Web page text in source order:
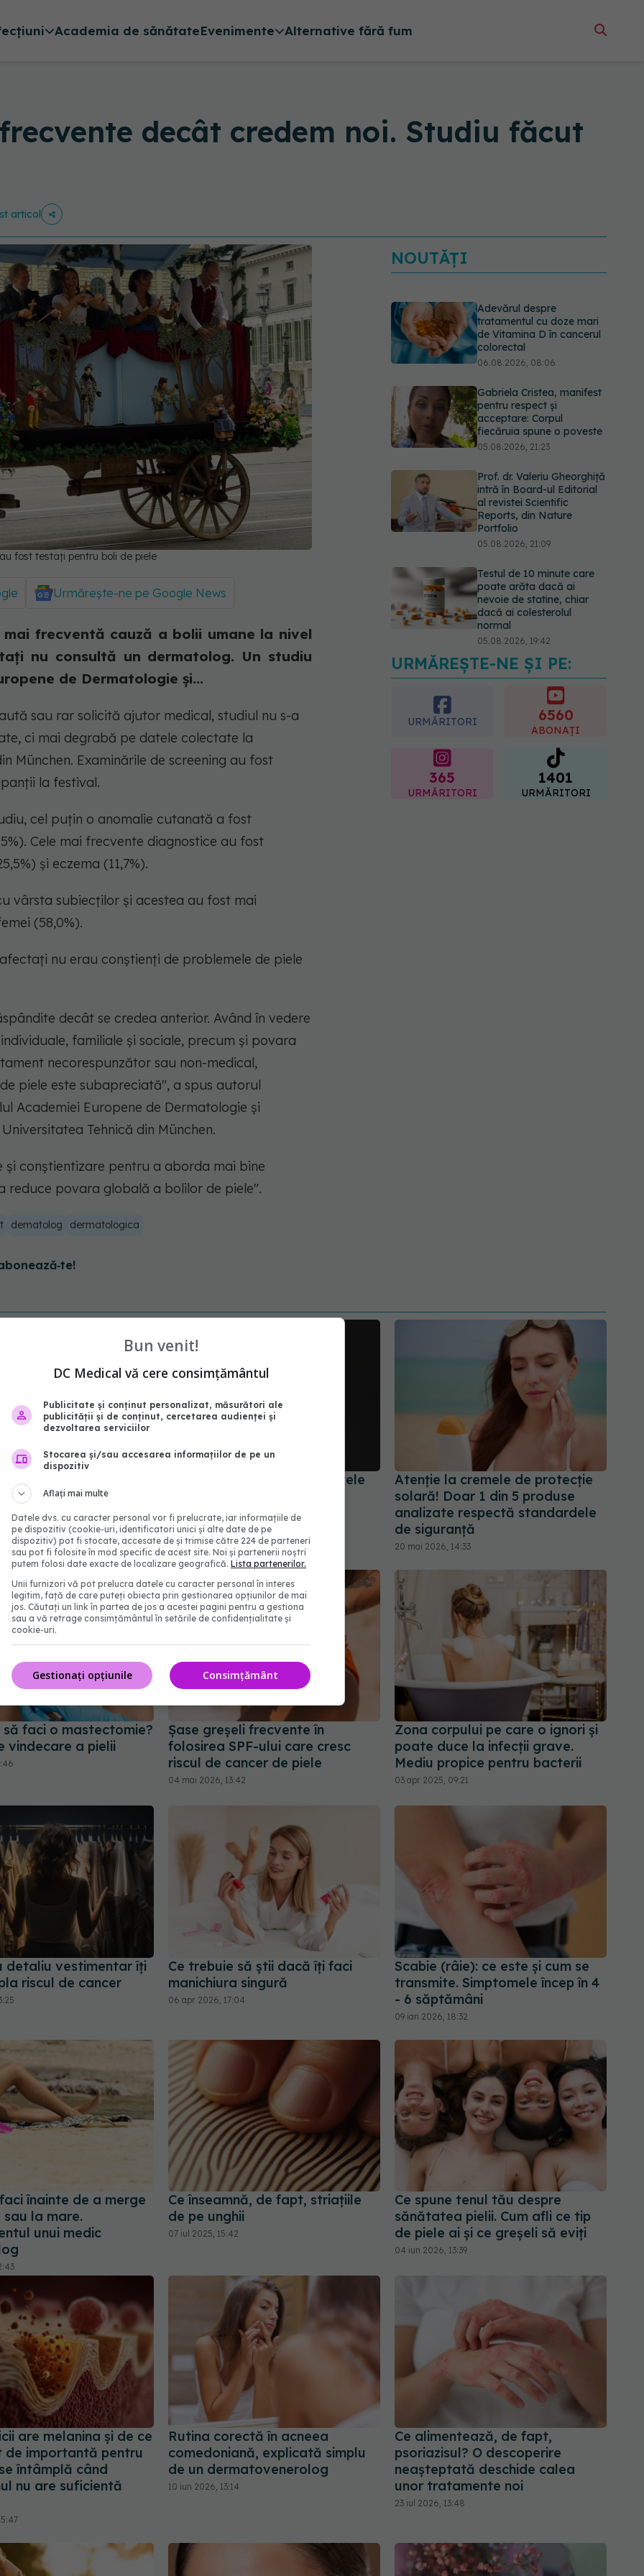
Academia de sănătateEvenimente Alternative fără fum
decât credem noi. Studiu făcut
articol
fost testați pentru boli de piele
Urmărește-ne pe Google News
frecventă cauză a bolii umane la nivel
nu consultă un dermatolog. Un studiu
de Dermatologie și...
sau rar solicită ajutor medical, studiul nu s-a
ci mai degrabă pe datele colectate la
München. Examinările de screening au fost
la festival.
cel puțin o anomalie cutanată a fost
Cele mai frecvente diagnostice au fost
și eczema (11,7%).
vârsta subiecților și acestea au fost mai
(58,0%).
nu erau conștienți de problemele de piele
decât se credea anterior. Având în vedere
familiale și sociale, precum și povara
necorespunzător sau non-medical,
piele este subapreciată", a spus autorul
Academiei Europene de Dermatologie și
Tehnică din München.
și conștientizare pentru a aborda mai bine
reduce povara globală a bolilor de piele".
dematolog dermatologica
NOUTĂȚI
Adevărul despre
tratamentul cu doze mari
de Vitamina D în cancerul
colorectal
06.08.2026, 08:06
Gabriela Cristea, manifest
pentru respect și
acceptare: Corpul
fiecăruia spune o poveste
05.08.2026, 21:23
Prof. dr. Valeriu Gheorghiță
intră în Board-ul Editorial
al revistei Scientific
Reports, din Nature
Portfolio
05.08.2026, 21:09
Testul de 10 minute care
poate arăta dacă ai
nevoie de statine, chiar
dacă ai colesterolul
normal
05.08.2026, 19:42
Pepenele roșu sau cel
galben: care crește
glicemia mai repede.
Răspunsul unui medic
URMĂREȘTE-NE ȘI PE:
URMĂRITORI 6560
ABONAȚI
365
URMĂRITORI
1401
URMĂRITORI
îngrijire pe care nu
îl folosești. Îți
pielea
Ai încercat toate tratamentele
funcționează? Iată de ce
05 mai 2026, 09:37
Atenție la cremele de protecție
solară! Doar 1 din 5 produse
analizate respectă standardele
de siguranță
20 mai 2026, 14:33
să faci o mastectomie?
vindecare a pielii
Șase greșeli frecvente în
folosirea SPF-ului care cresc
riscul de cancer de piele
04 mai 2026, 13:42
Zona corpului pe care o ignori și
poate duce la infecții grave.
Mediu propice pentru bacterii
03 apr 2025, 09:21
detaliu vestimentar îți
riscul de cancer
Ce trebuie să știi dacă îți faci
manichiura singură
06 apr 2026, 17:04
Scabie (râie): ce este și cum se
transmite. Simptomele încep în 4
- 6 săptămâni
09 ian 2026, 18:32
înainte de a merge
sau la mare.
unui medic
Ce înseamnă, de fapt, striațiile
de pe unghii
07 iul 2025, 15:42
Ce spune tenul tău despre
sănătatea pielii. Cum afli ce tip
de piele ai și ce greșeli să eviți
04 iun 2026, 13:39
are melanina și de ce
importantă pentru
întâmplă când
nu are suficientă
Rutina corectă în acneea
comedoniană, explicată simplu
de un dermatovenerolog
10 iun 2026, 13:14
Ce alimentează, de fapt,
psoriazisul? O descoperire
neașteptată deschide calea
unor tratamente noi
23 iul 2026, 13:48
Bun venit!
DC Medical vă cere consimțământul
Publicitate și conținut personalizat, măsurători ale
publicității și de conținut, cercetarea audienței și
dezvoltarea serviciilor
Stocarea și/sau accesarea informațiilor de pe un
dispozitiv
Aflați mai multe
Datele dvs. cu caracter personal vor fi prelucrate, iar informațiile de
pe dispozitiv (cookie-uri, identificatori unici și alte date de pe
dispozitiv) pot fi stocate, accesate de și trimise către 224 de parteneri
sau pot fi folosite în mod specific de acest site. Noi și partenerii noștri
putem folosi date exacte de localizare geografică. Lista partenerilor.
Unii furnizori vă pot prelucra datele cu caracter personal în interes
legitim, față de care puteți obiecta prin gestionarea opțiunilor de mai
jos. Căutați un link în partea de jos a acestei pagini pentru a gestiona
sau a vă retrage consimțământul în setările de confidențialitate și
cookie-uri.
Consimțământ
Gestionați opțiunile